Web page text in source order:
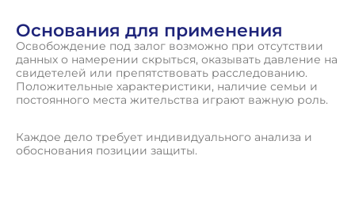
Основания для применения
Освобождение под залог возможно при отсутствии
данных о намерении скрыться, оказывать давление на
свидетелей или препятствовать расследованию.
Положительные характеристики, наличие семьи и
постоянного места жительства играют важную роль.
Каждое дело требует индивидуального анализа и
обоснования позиции защиты.